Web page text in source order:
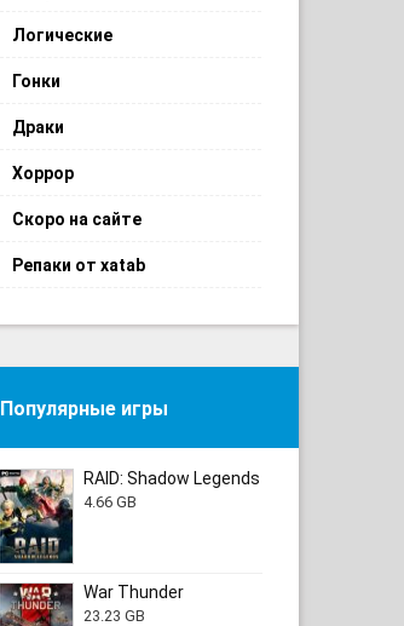
Логические
Гонки
Драки
Хоррор
Скоро на сайте
Репаки от xatab
Популярные игры
RAID: Shadow Legends
4.66 GB
War Thunder
23.23 GB